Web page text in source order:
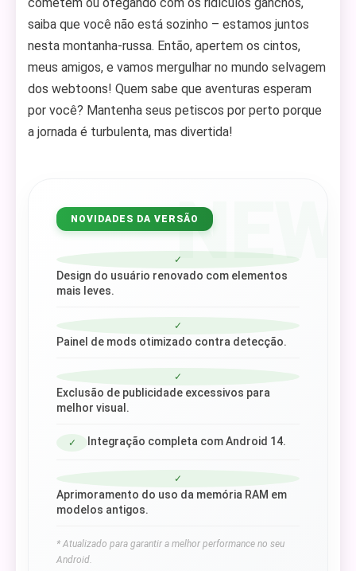
saiba que você não está sozinho – estamos juntos
nesta montanha-russa. Então, apertem os cintos,
meus amigos, e vamos mergulhar no mundo selvagem
dos webtoons! Quem sabe que aventuras esperam
por você? Mantenha seus petiscos por perto porque
a jornada é turbulenta, mas divertida!
NEW
NOVIDADES DA VERSÃO
✓
Design do usuário renovado com elementos
mais leves.
✓
Painel de mods otimizado contra detecção.
✓
Exclusão de publicidade excessivos para
melhor visual.
✓ Integração completa com Android 14.
✓
Aprimoramento do uso da memória RAM em
modelos antigos.
* Atualizado para garantir a melhor performance no seu
Android.